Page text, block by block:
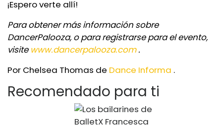
¡Espero verte allí!
Para obtener más información sobre
DancerPalooza, o para registrarse para el evento,
visite www.dancerpalooza.com .
Por Chelsea Thomas de Dance Informa .
Recomendado para ti